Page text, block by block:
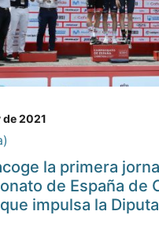
de 2021
la primera
de España de
impulsa la